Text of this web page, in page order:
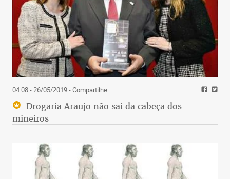
04:08 - 26/05/2019- Compartilhe
Drogaria Araujo não sai da cabeça dos
mineiros